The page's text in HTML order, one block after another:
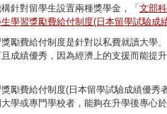
針對留學生設置兩種獎學金，「 文部
學習獎勵費給付制度(日本留學試驗成
勵費給付制度是針對以私費就讀大學
成績優秀，因為經濟上的支援而能提
勵費給付制度(日本留學試驗成績優秀
學或專門學校者，能夠在升學後專心